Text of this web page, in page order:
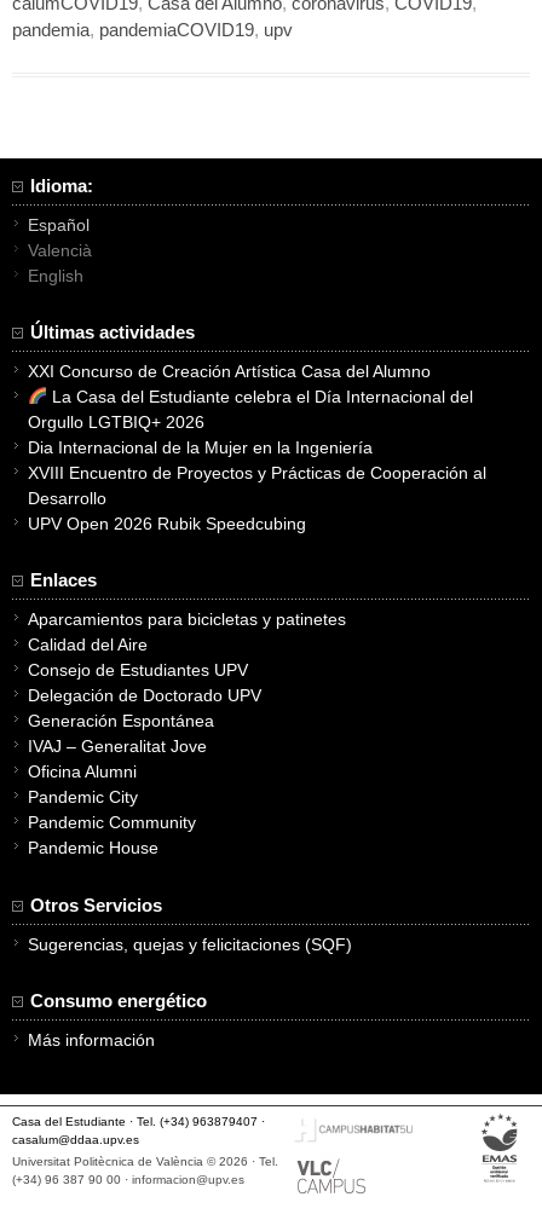
pandemia, pandemiaCOVID19, upv
Idioma:
Español
Valencià
English
Últimas actividades
XXI Concurso de Creación Artística Casa del Alumno
La Casa del Estudiante celebra el Día Internacional del
Orgullo LGTBIQ+ 2026
Dia Internacional de la Mujer en la Ingeniería
XVIII Encuentro de Proyectos y Prácticas de Cooperación al
Desarrollo
UPV Open 2026 Rubik Speedcubing
Enlaces
Aparcamientos para bicicletas y patinetes
Calidad del Aire
Consejo de Estudiantes UPV
Delegación de Doctorado UPV
Generación Espontánea
IVAJ – Generalitat Jove
Oficina Alumni
Pandemic City
Pandemic Community
Pandemic House
Otros Servicios
Sugerencias, quejas y felicitaciones (SQF)
Consumo energético
Más información
Casa del Estudiante · Tel. (+34) 963879407 ·
casalum@ddaa.upv.es
Universitat Politècnica de València © 2026 · Tel.
(+34) 96 387 90 00 · informacion@upv.es